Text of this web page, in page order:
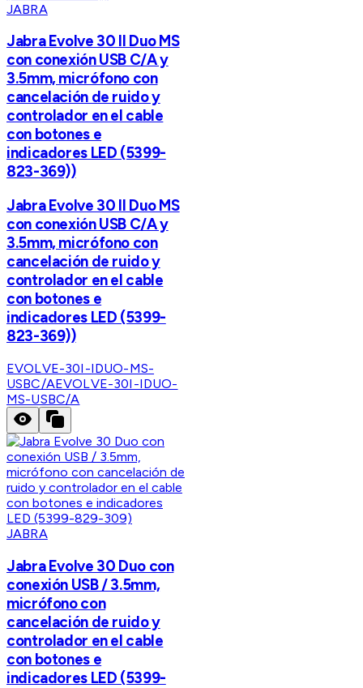
JABRA
Jabra Evolve 30 II Duo MS
con conexión USB C/A y
3.5mm, micrófono con
cancelación de ruido y
controlador en el cable
con botones e
indicadores LED (5399-
823-369))
Jabra Evolve 30 II Duo MS
con conexión USB C/A y
3.5mm, micrófono con
cancelación de ruido y
controlador en el cable
con botones e
indicadores LED (5399-
823-369))
EVOLVE-30I-IDUO-MS-
USBC/AEVOLVE-30I-IDUO-
MS-USBC/A
JABRA
Jabra Evolve 30 Duo con
conexión USB / 3.5mm,
micrófono con
cancelación de ruido y
controlador en el cable
con botones e
indicadores LED (5399-